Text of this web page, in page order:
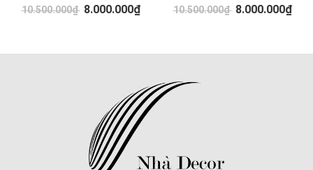
10.500.000₫ 8.000.000₫
10.500.000₫ 8.000.000₫